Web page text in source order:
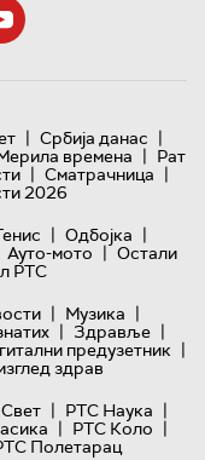
| Србија данас |
времена | Рат
| Сматрачница |
2026
| Одбојка |
Ауто-мото | Остали
РТС
| Музика |
| Здравље |
предузетник |
здрав
| РТС Наука |
| РТС Коло |
Полетарац